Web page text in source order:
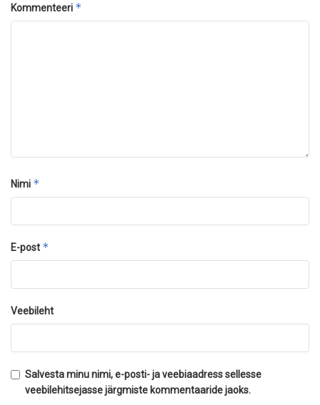
Kommenteeri *
Nimi *
E-post *
Veebileht
Salvesta minu nimi, e-posti- ja veebiaadress sellesse
veebilehitsejasse järgmiste kommentaaride jaoks.